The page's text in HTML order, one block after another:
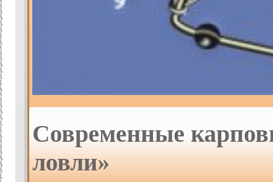
Современные
ловли»